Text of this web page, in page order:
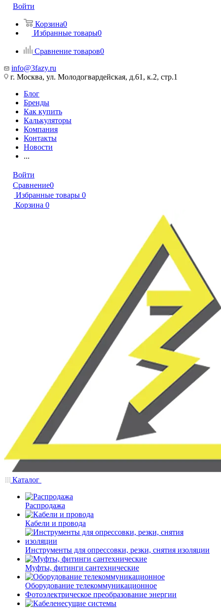
Войти
Корзина0
Избранные товары0
Сравнение товаров0
info@3fazy.ru
г. Москва, ул. Молодогвардейская, д.61, к.2, стр.1
Блог
Бренды
Как купить
Калькуляторы
Компания
Контакты
Новости
...
Войти
Сравнение0
Избранные товары 0
Корзина 0
Каталог
Распродажа
Кабели и провода
Инструменты для опрессовки, резки, снятия изоляции
Муфты, фитинги сантехнические
Оборудование телекоммуникационное
Фотоэлектрическое преобразование энергии